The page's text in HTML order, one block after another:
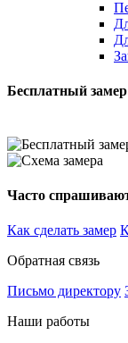
Бесплатный
Часто
Как сделать замер
Обратная связь
Письмо директору
Наши работы